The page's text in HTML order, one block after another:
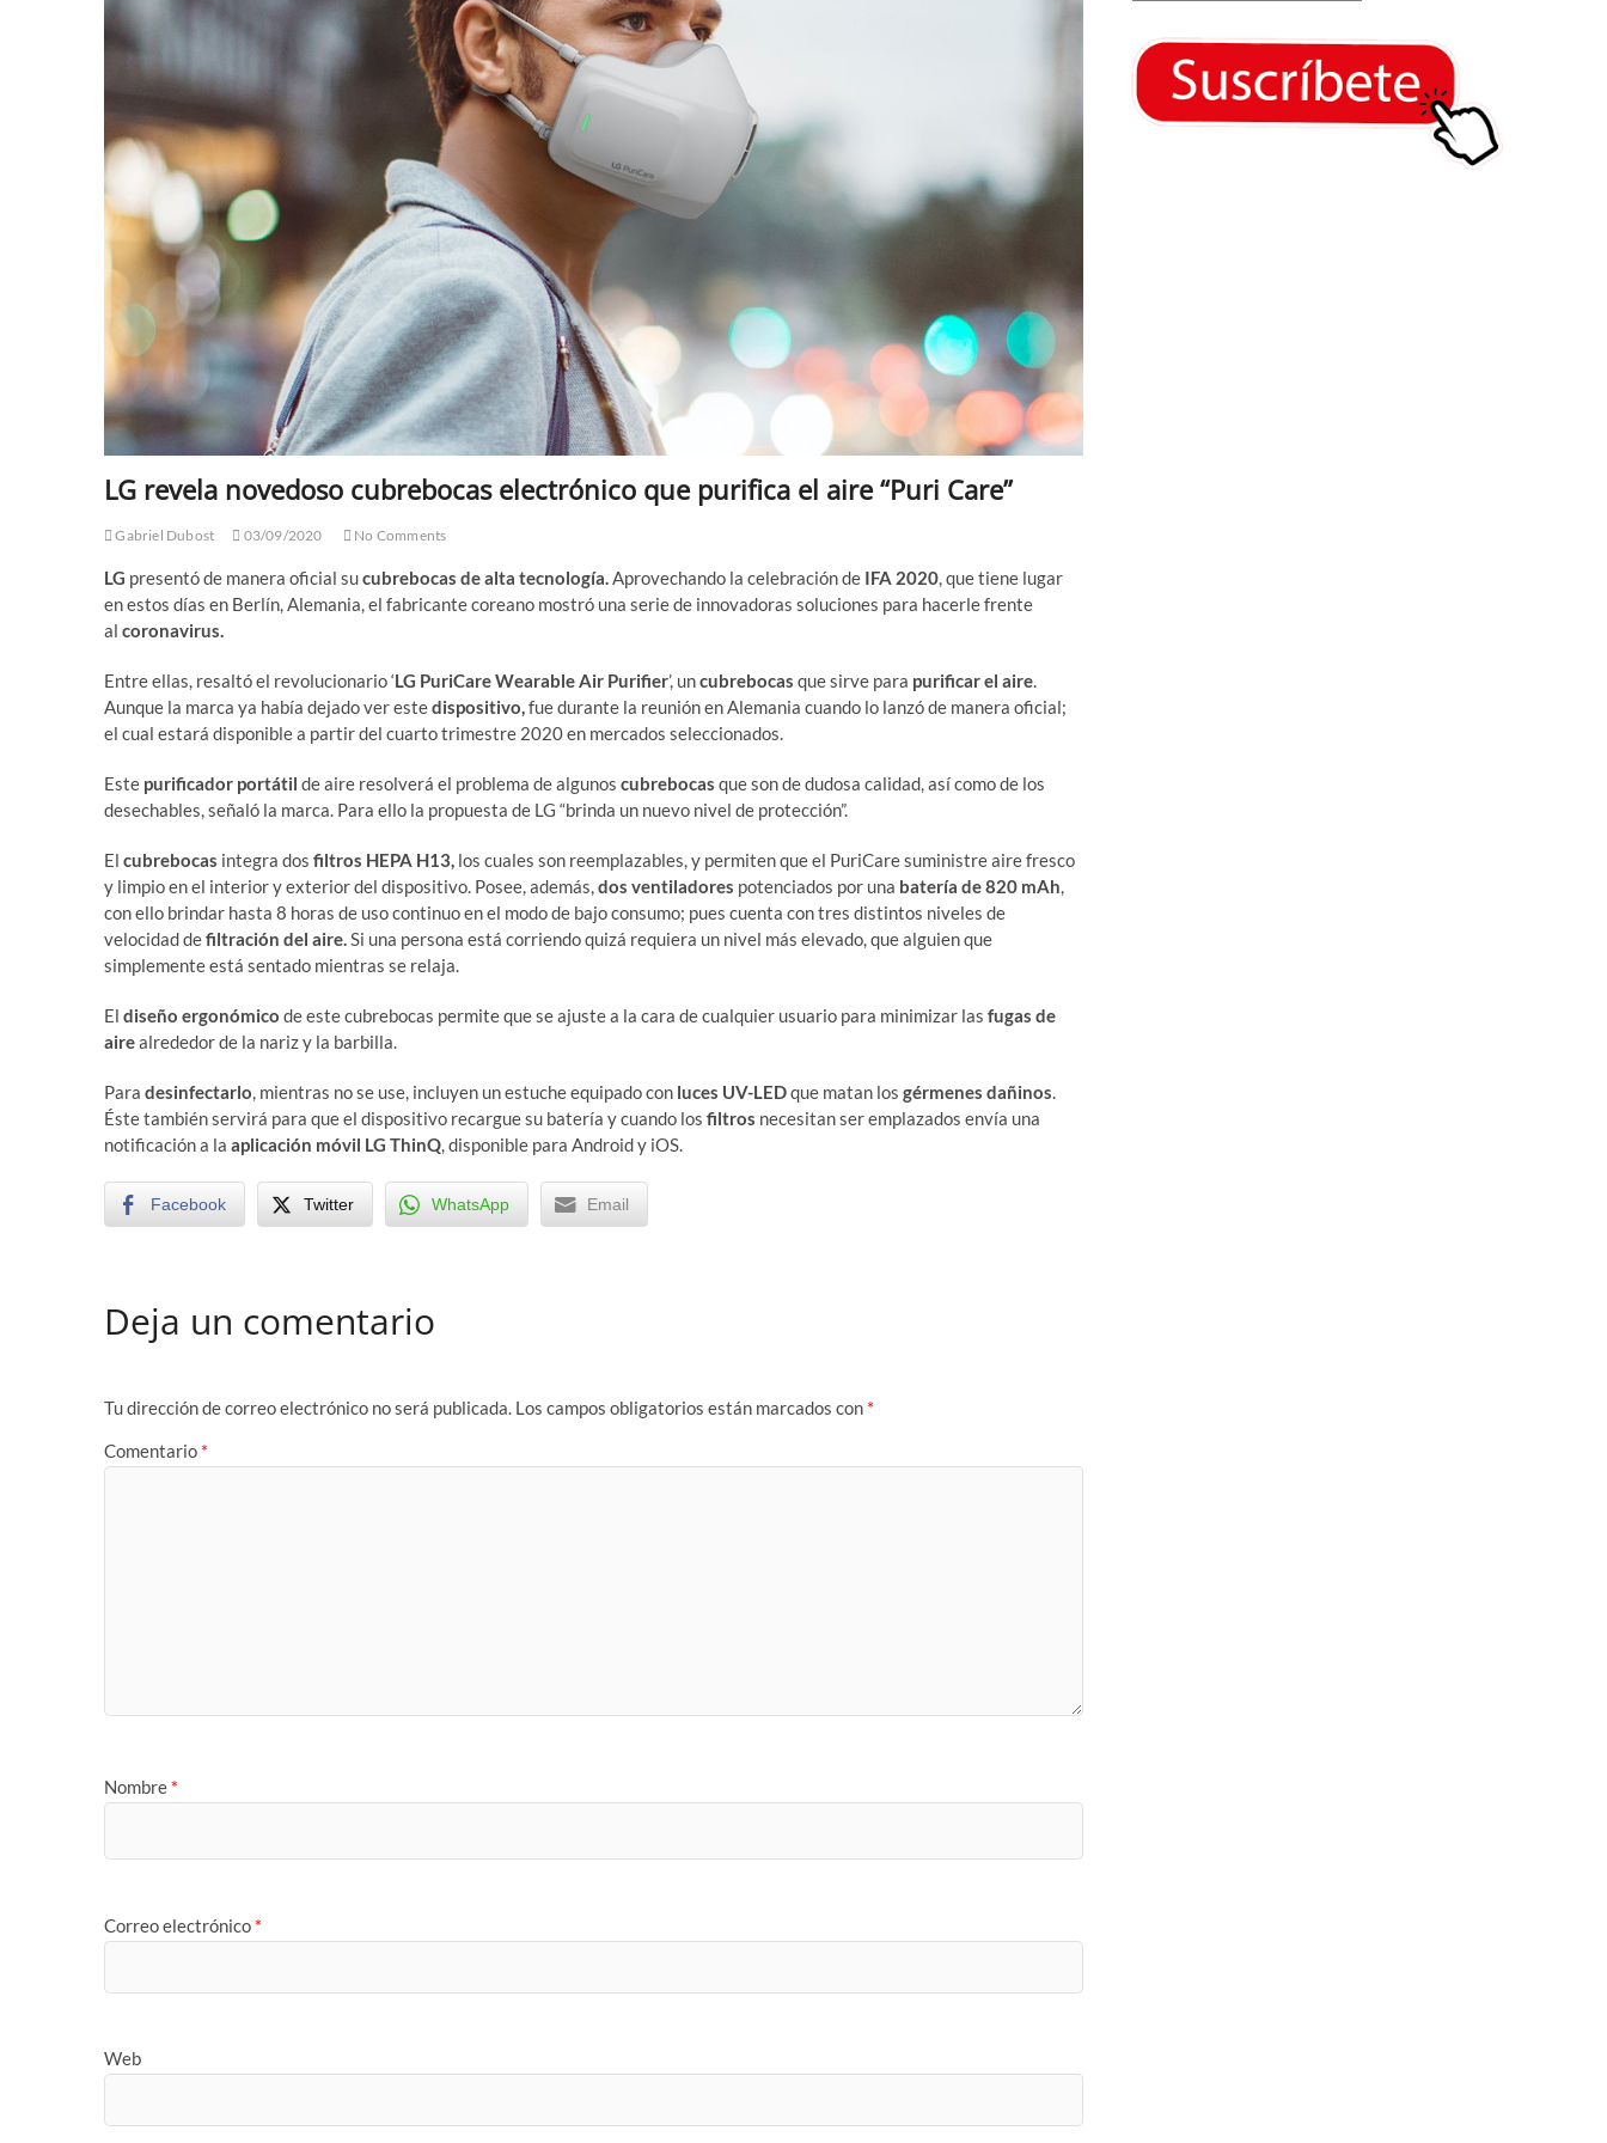
LG revela novedoso cubrebocas electrónico que purifica el aire “Puri Care”
Gabriel Dubost 03/09/2020 No Comments
LG presentó de manera oficial sucubrebocas de alta tecnología.Aprovechando la celebración de IFA 2020, que tiene lugar
en estos días en Berlín, Alemania, el fabricante coreano mostró una serie de innovadoras soluciones para hacerle frente
al coronavirus.
Entre ellas, resaltó el revolucionario ‘LG PuriCare Wearable Air Purifier’, uncubrebocas que sirve para purificar el aire.
Aunque la marca ya había dejado ver estedispositivo,fue durante la reunión en Alemania cuando lo lanzó de manera oficial;
el cual estará disponible a partir del cuarto trimestre 2020 en mercados seleccionados.
Este purificador portátil de aire resolverá el problema de algunos cubrebocas que son de dudosa calidad, así como de los
desechables, señaló la marca. Para ello la propuesta de LG “brinda un nuevo nivel de protección”.
El cubrebocas integra dos filtros HEPA H13, los cuales son reemplazables, y permiten que el PuriCare suministre aire fresco
y limpio en el interior y exterior del dispositivo. Posee, además,dos ventiladores potenciados por una batería de 820 mAh,
con ello brindar hasta 8 horas de uso continuo en el modo de bajo consumo; pues cuenta con tres distintos niveles de
velocidad defiltración del aire.Si una persona está corriendo quizá requiera un nivel más elevado, que alguien que
simplemente está sentado mientras se relaja.
El diseño ergonómico de este cubrebocas permite que se ajuste a la cara de cualquier usuario para minimizar las fugas de
airealrededor de la nariz y la barbilla.
Para desinfectarlo, mientras no se use, incluyen un estuche equipado con luces UV-LEDque matan los gérmenes dañinos.
Éste también servirá para que el dispositivo recargue su batería y cuando los filtros necesitan ser emplazados envía una
notificación a la aplicación móvil LG ThinQ, disponible para Android y iOS.
Facebook Twitter WhatsApp Email
Deja un comentario
Tu dirección de correo electrónico no será publicada. Los campos obligatorios están marcados con *
Comentario *
Nombre *
Correo electrónico *
Web